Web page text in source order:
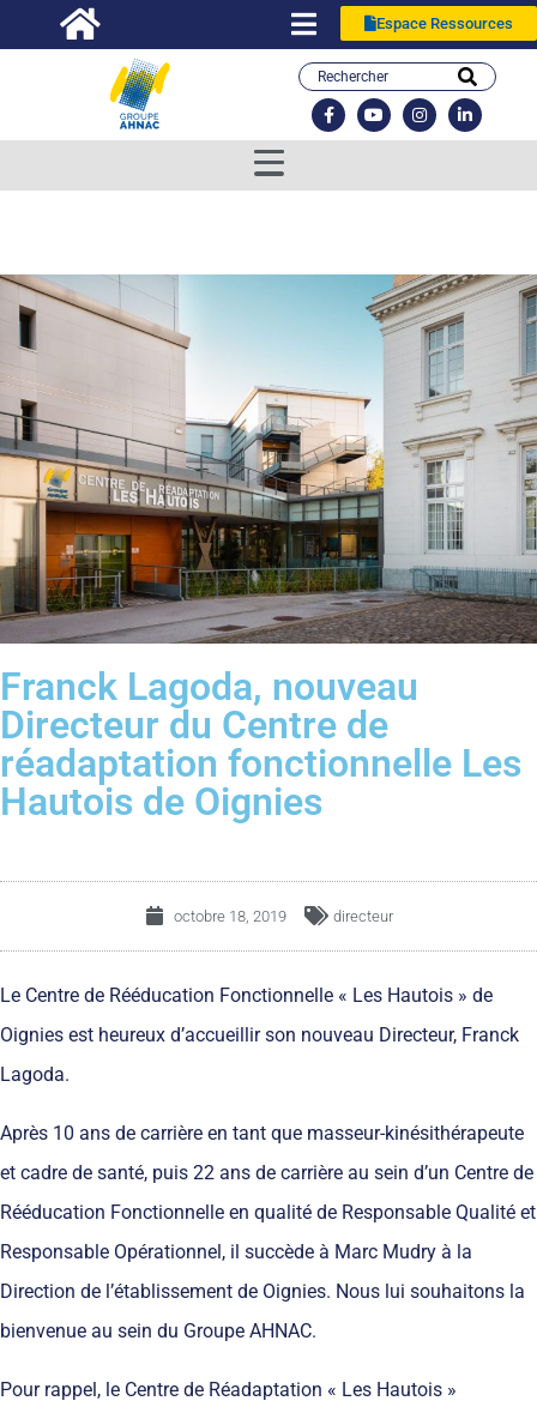
Espace Ressources
Franck Lagoda, nouveau
Directeur du Centre de
réadaptation fonctionnelle Les
Hautois de Oignies
octobre 18, 2019 directeur
Le Centre de Rééducation Fonctionnelle « Les Hautois » de
Oignies est heureux d’accueillir son nouveau Directeur, Franck
Lagoda.
Après 10 ans de carrière en tant que masseur-kinésithérapeute
et cadre de santé, puis 22 ans de carrière au sein d’un Centre de
Rééducation Fonctionnelle en qualité de Responsable Qualité et
Responsable Opérationnel, il succède à Marc Mudry à la
Direction de l’établissement de Oignies. Nous lui souhaitons la
bienvenue au sein du Groupe AHNAC.
Pour rappel, le Centre de Réadaptation « Les Hautois »